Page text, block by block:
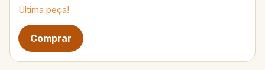
Última peça!